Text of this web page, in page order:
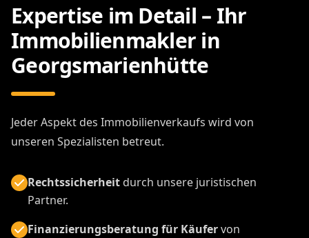
Expertise im Detail – Ihr
Immobilienmakler in
Georgsmarienhütte
Jeder Aspekt des Immobilienverkaufs wird von
unseren Spezialisten betreut.
Rechtssicherheitdurch unsere juristischen
Partner.
Finanzierungsberatung für Käufervon